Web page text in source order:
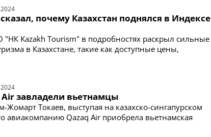
почему Казахстан поднялся в Индексе
"НК Kazakh Tourism" в подробностях раскрыл сильные
в Казахстане, такие как доступные цены,
завладели вьетнамцы
Жомарт Токаев, выступая на казахско-сингапурском
авиакомпанию Qazaq Air приобрела вьетнамская